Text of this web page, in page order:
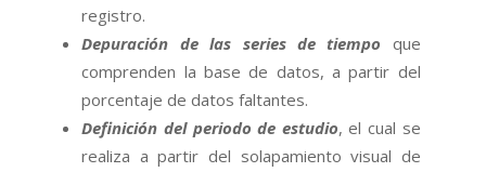
registro.
Depuración de las series de tiempo que
comprenden la base de datos, a partir del
porcentaje de datos faltantes.
Definición del periodo de estudio, el cual se
realiza a partir del solapamiento visual de